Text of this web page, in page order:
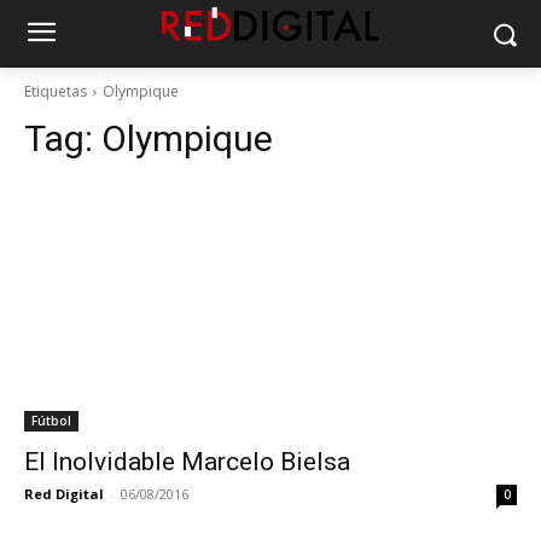
Etiquetas Olympique
Tag: Olympique
Fútbol
El Inolvidable Marcelo Bielsa
Red Digital - 06/08/2016 0